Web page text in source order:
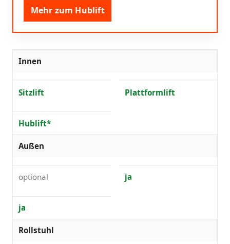
Mehr zum Hublift
Innen
Sitzlift Plattformlift
Hublift*
Außen
optional ja
ja
Rollstuhl